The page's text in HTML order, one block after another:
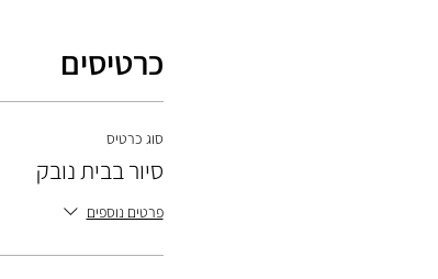
כרטיסים
סוג כרטיס
סיור בבית נובק
פרטים נוספים